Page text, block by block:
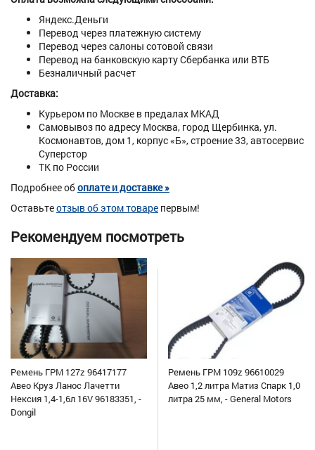
Яндекс.Деньги
Перевод через платежную систему
Перевод через салоны сотовой связи
Перевод на банковскую карту Сбербанка или ВТБ
Безналичный расчет
Доставка:
Курьером по Москве в предалах МКАД
Самовывоз по адресу Москва, город Щербинка, ул.
Космонавтов, дом 1, корпус «Б», строение 33, автосервис
Суперстор
ТК по России
Подробнее обоплате и доставке »
Оставьтеотзыв об этом товаре первым!
Рекомендуем посмотреть
Ремень ГРМ 127z 96417177
Авео Круз Ланос Лачетти
Нексия 1,4-1,6л 16V 96183351, -
Dongil
Ремень ГРМ 109z 96610029
Авео 1,2 литра Матиз Спарк 1,0
литра 25 мм, - General Motors